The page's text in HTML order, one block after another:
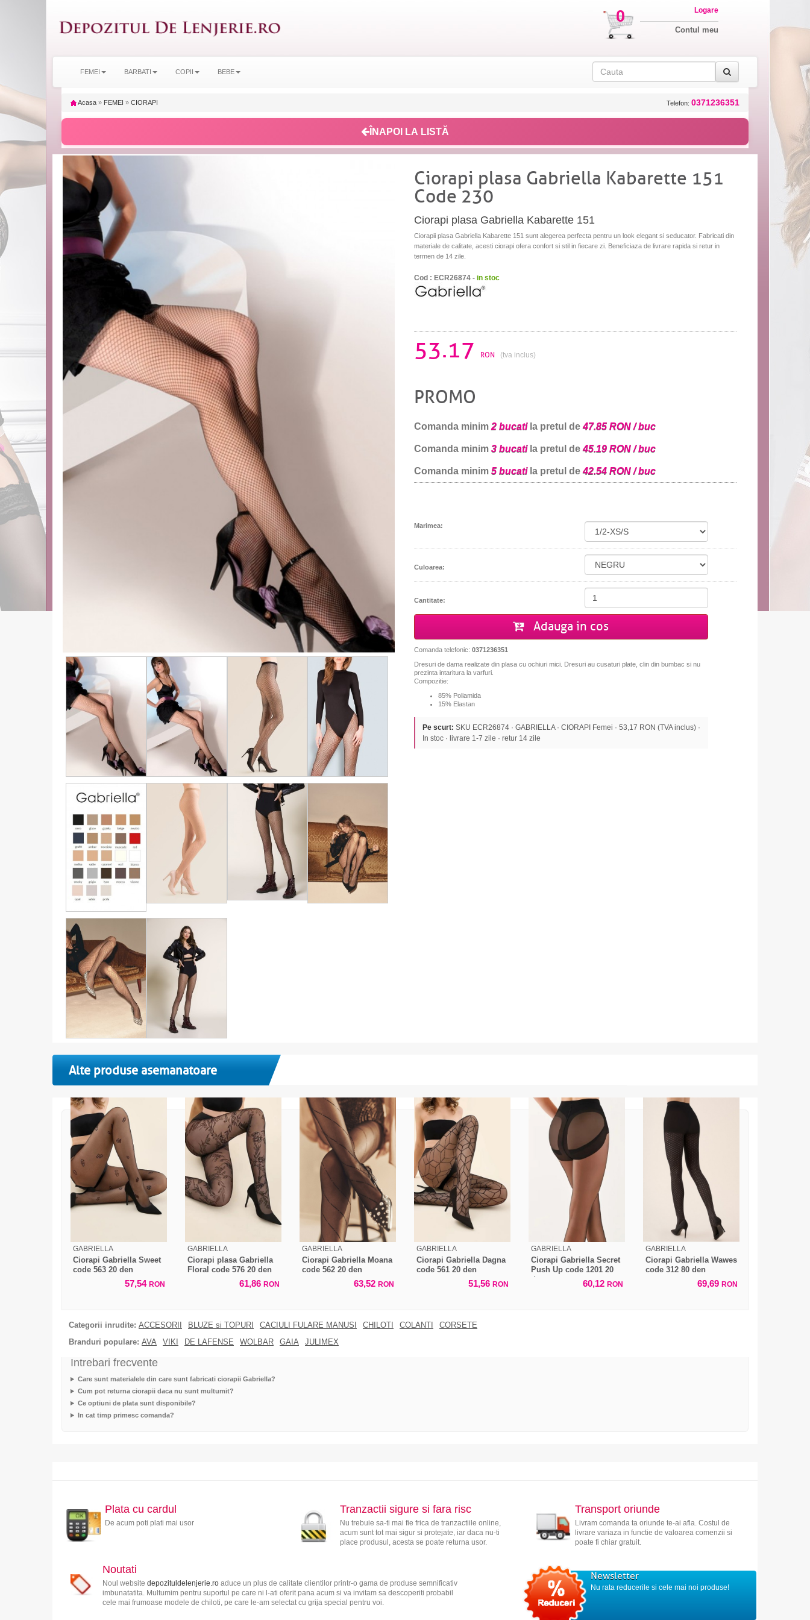
0 Logare
Contul meu
FEMEI BARBATI COPII BEBE
Acasa » FEMEI » CIORAPI Telefon: 0371236351
ÎNAPOI LA LISTĂ
Ciorapi plasa Gabriella Kabarette 151
Code 230
Ciorapi plasa Gabriella Kabarette 151
Ciorapii plasa Gabriella Kabarette 151 sunt alegerea perfecta pentru un look elegant si seducator. Fabricati din
materiale de calitate, acesti ciorapi ofera confort si stil in fiecare zi. Beneficiaza de livrare rapida si retur in
termen de 14 zile.
Cod : ECR26874 - in stoc
53.17 RON (tva inclus)
PROMO
Comanda minim 2 bucatila pretul de47.85 RON / buc
Comanda minim 3 bucatila pretul de45.19 RON / buc
Comanda minim 5 bucatila pretul de42.54 RON / buc
Marimea:
Culoarea:
Cantitate:
Adauga in cos
Comanda telefonic: 0371236351
Dresuri de dama realizate din plasa cu ochiuri mici. Dresuri au cusaturi plate, clin din bumbac si nu
prezinta intaritura la varfuri.
Compozitie:
85% Poliamida
15% Elastan
Pe scurt: SKU ECR26874 · GABRIELLA · CIORAPI Femei · 53,17 RON (TVA inclus) ·
In stoc · livrare 1-7 zile · retur 14 zile
Alte produse asemanatoare
GABRIELLA
Ciorapi Gabriella Sweet
code 563 20 den
57,54 RON
GABRIELLA
Ciorapi plasa Gabriella
Floral code 576 20 den
61,86 RON
GABRIELLA
Ciorapi Gabriella Moana
code 562 20 den
63,52 RON
GABRIELLA
Ciorapi Gabriella Dagna
code 561 20 den
51,56 RON
GABRIELLA
Ciorapi Gabriella Secret
Push Up code 1201 20
den
60,12 RON
GABRIELLA
Ciorapi Gabriella Wawes
code 312 80 den
69,69 RON
Categorii inrudite: ACCESORII BLUZE si TOPURI CACIULI FULARE MANUSI CHILOTI COLANTI
CORSETE
Branduri populare: AVA VIKI DE LAFENSE WOLBAR GAIA JULIMEX
Intrebari frecvente
Care sunt materialele din care sunt fabricati ciorapii Gabriella?
Cum pot returna ciorapii daca nu sunt multumit?
Ce optiuni de plata sunt disponibile?
In cat timp primesc comanda?
Plata cu cardul
De acum poti plati mai usor
Tranzactii sigure si fara risc
Nu trebuie sa-ti mai fie frica de tranzactiile online,
acum sunt tot mai sigur si protejate, iar daca nu-ti
place produsul, acesta se poate returna usor.
Transport oriunde
Livram comanda ta oriunde te-ai afla. Costul de
livrare variaza in functie de valoarea comenzii si
poate fi chiar gratuit.
Noutati
Noul website depozituldelenjerie.roaduce un plus de calitate clientilor printr-o gama de produse semnificativ
imbunatatita. Multumim pentru suportul pe care ni l-ati oferit pana acum si va invitam sa descoperiti probabil
cele mai frumoase modele de chiloti, pe care le-am selectat cu grija special pentru voi.
Newsletter
Nu rata reducerile si cele mai noi produse!